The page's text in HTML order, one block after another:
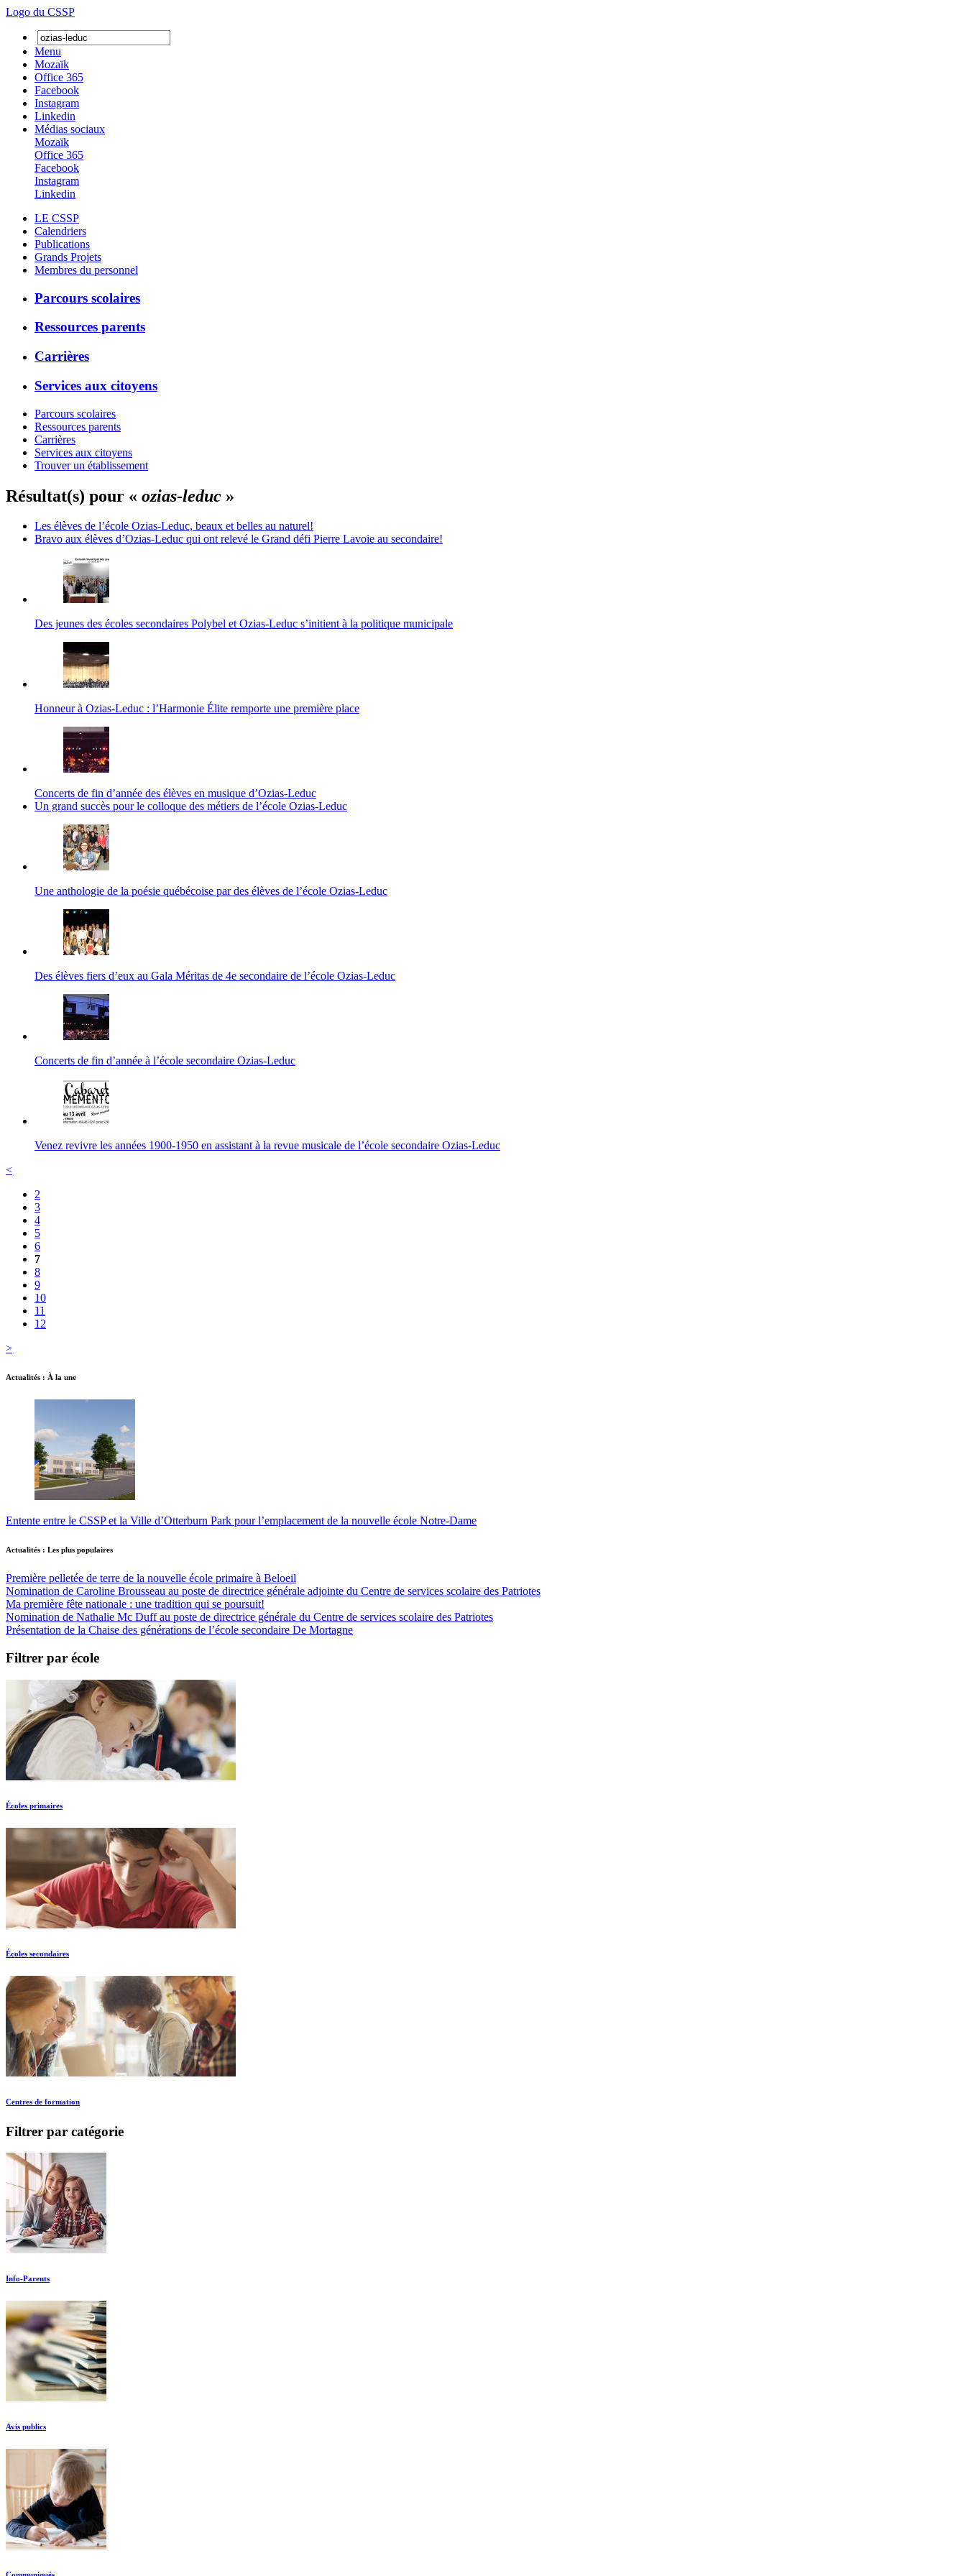
Logo du CSSP
Menu
Mozaïk
Office 365
Facebook
Instagram
Linkedin
Médias sociaux
Mozaïk
Office 365
Facebook
Instagram
Linkedin
LE CSSP
Calendriers
Publications
Grands Projets
Membres du personnel
Parcours scolaires
Ressources parents
Carrières
Services aux citoyens
Parcours scolaires
Ressources parents
Carrières
Services aux citoyens
Trouver un établissement
Résultat(s) pour « ozias-leduc »
Les élèves de l’école Ozias-Leduc, beaux et belles au naturel!
Bravo aux élèves d’Ozias-Leduc qui ont relevé le Grand défi Pierre Lavoie au secondaire!
Des jeunes des écoles secondaires Polybel et Ozias-Leduc s’initient à la politique municipale
Honneur à Ozias-Leduc : l’Harmonie Élite remporte une première place
Concerts de fin d’année des élèves en musique d’Ozias-Leduc
Un grand succès pour le colloque des métiers de l’école Ozias-Leduc
Une anthologie de la poésie québécoise par des élèves de l’école Ozias-Leduc
Des élèves fiers d’eux au Gala Méritas de 4e secondaire de l’école Ozias-Leduc
Concerts de fin d’année à l’école secondaire Ozias-Leduc
Venez revivre les années 1900-1950 en assistant à la revue musicale de l’école secondaire Ozias-Leduc
<
2
3
4
5
6
7
8
9
10
11
12
>
Actualités : À la une
Entente entre le CSSP et la Ville d’Otterburn Park pour l’emplacement de la nouvelle école Notre-Dame
Actualités : Les plus populaires
Première pelletée de terre de la nouvelle école primaire à Beloeil
Nomination de Caroline Brousseau au poste de directrice générale adjointe du Centre de services scolaire des Patriotes
Ma première fête nationale : une tradition qui se poursuit!
Nomination de Nathalie Mc Duff au poste de directrice générale du Centre de services scolaire des Patriotes
Présentation de la Chaise des générations de l’école secondaire De Mortagne
Filtrer par école
Écoles primaires
Écoles secondaires
Centres de formation
Filtrer par catégorie
Info-Parents
Avis publics